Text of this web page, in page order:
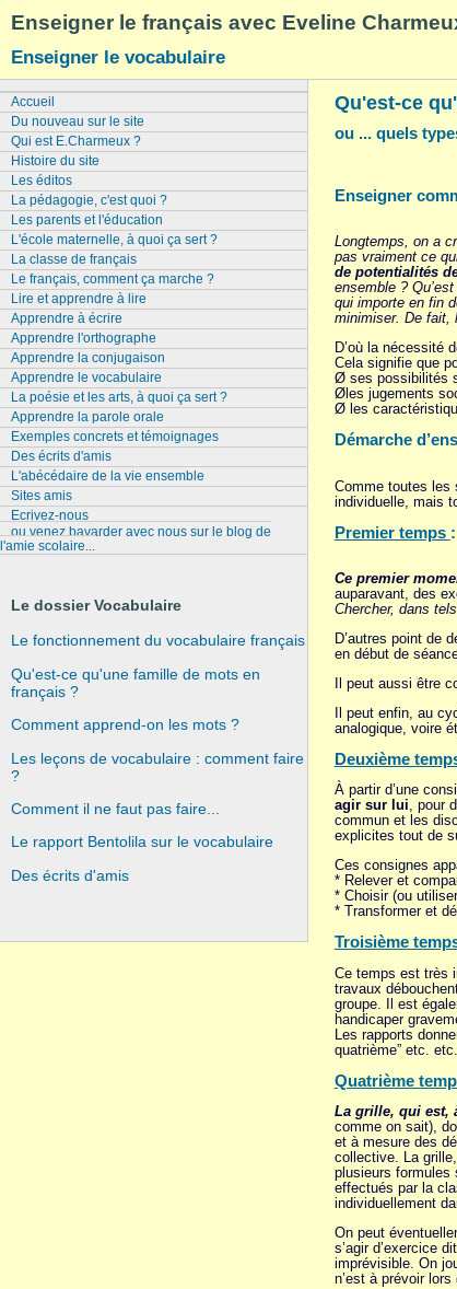
Enseigner le français avec Eveline
Enseigner le vocabulaire
Qu'est-ce
ou ... quels
Enseigner
Longtemps, on a
pas vraiment ce
de potentialités
ensemble ?
qui importe en fin
minimiser. De fait,
D’où la nécessité
Cela signifie que
Ø ses possibilités
Øles jugements
Ø les
Démarche
Comme toutes les
individuelle, mais
Premier temps
Ce premier
auparavant, des
Chercher, dans
D’autres point de
en début de
Il peut aussi être
Il peut enfin, au
analogique, voire
Deuxième
À partir d’une
agir sur lui, pour
commun et les
explicites tout de
Ces consignes
* Relever et
* Choisir (ou
* Transformer et
Troisième
Ce temps est très
travaux
groupe. Il est
handicaper
Les rapports
quatrième” etc.
Quatrième
La grille, qui est,
comme on sait),
et à mesure des
collective. La
plusieurs formules
effectués par la
individuellement
On peut
s’agir d’exercice
imprévisible. On
n’est à prévoir
Accueil
Du nouveau sur le site
Qui est E.Charmeux ?
Histoire du site
Les éditos
La pédagogie, c'est quoi ?
Les parents et l'éducation
L'école maternelle, à quoi ça sert ?
La classe de français
Le français, comment ça marche ?
Lire et apprendre à lire
Apprendre à écrire
Apprendre l'orthographe
Apprendre la conjugaison
Apprendre le vocabulaire
La poésie et les arts, à quoi ça sert ?
Apprendre la parole orale
Exemples concrets et témoignages
Des écrits d'amis
L'abécédaire de la vie ensemble
Sites amis
Ecrivez-nous
ou venez bavarder avec nous sur le blog de
l'amie scolaire...
Le dossier Vocabulaire
Le fonctionnement du vocabulaire français
Qu'est-ce qu'une famille de mots en
français ?
Comment apprend-on les mots ?
Les leçons de vocabulaire : comment faire
?
Comment il ne faut pas faire...
Le rapport Bentolila sur le vocabulaire
Des écrits d'amis